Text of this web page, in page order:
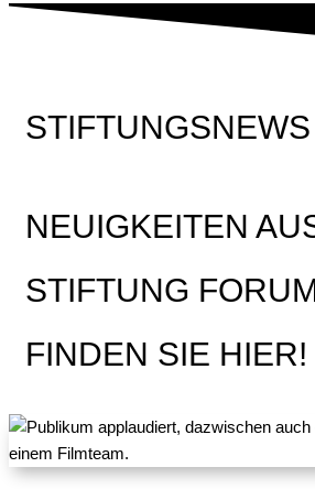
STIFTUNGSNEWS
NEUIGKEITEN
STIFTUNG
FINDEN SIE HIER!